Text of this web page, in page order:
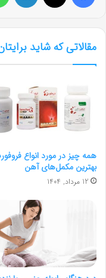
مقالاتی که شاید
همه چیز در مورد انواع
بهترین مکمل‌های آهن
12 مرداد, 1404